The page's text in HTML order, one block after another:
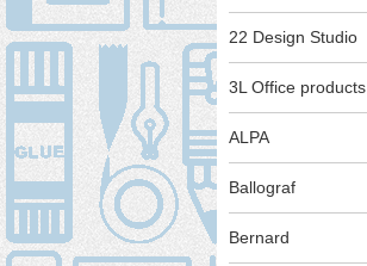
22 Design Studio
3L Office products
ALPA
Ballograf
Bernard